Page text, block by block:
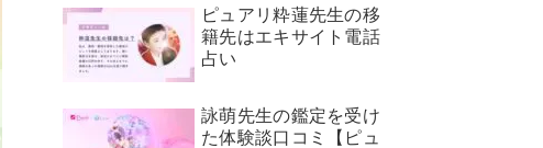
ピュアリ粋蓮先生の移
籍先はエキサイト電話
占い
詠萌先生の鑑定を受け
た体験談口コミ【ピュ